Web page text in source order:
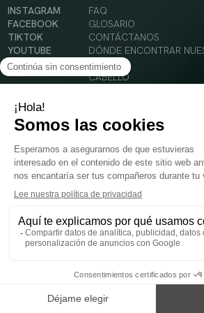
INSTAGRAM
FACEBOOK
TIKTOK
YOUTUBE
FAQ
GLOSARIO
CONTÁCTANOS
DÓNDE ENCONTRAR
SOLAR
CABELLO
© 2024 Oenobiol Paris
Condiciones Generales de Uso
Política de Privacidad
Menciones legales
PARA VUESTRA SALUD COMER AL MENOS 5 PIEZAS DE
sano y no ser utilizados como sustitutos de un cuadro
para adultos. Consulta atentamente el etiquetado de